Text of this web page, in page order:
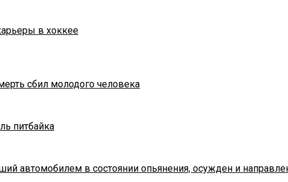
в хоккее
сбил молодого человека
питбайка
автомобилем в состоянии опьянения, осужден и